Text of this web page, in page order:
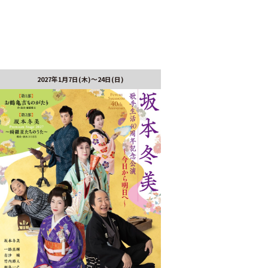
2027年1月7日(木)～24日(日)